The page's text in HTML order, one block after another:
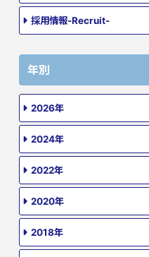
採用情報-Recruit-
年別
2026年
2024年
2022年
2020年
2018年